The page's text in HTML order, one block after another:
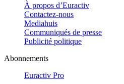
À propos d’Euractiv
Contactez-nous
Mediahuis
Communiqués de presse
Publicité politique
Abonnements
Euractiv Pro